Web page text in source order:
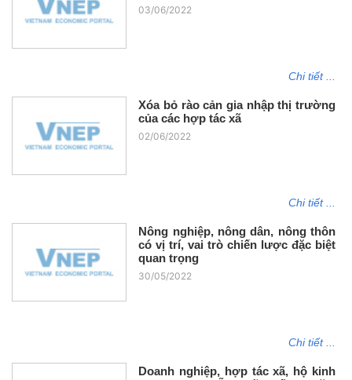
03/06/2022
Chi tiết ...
Xóa bỏ rào cản gia nhập thị trường
của các hợp tác xã
02/06/2022
Chi tiết ...
Nông nghiệp, nông dân, nông thôn
có vị trí, vai trò chiến lược đặc biệt
quan trọng
30/05/2022
Chi tiết ...
Doanh nghiệp, hợp tác xã, hộ kinh